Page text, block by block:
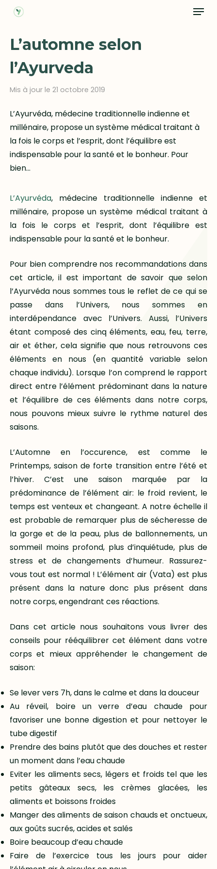
Skip
content
Menu
L’automne selon
l’Ayurveda
Mis à jour le 21 octobre 2019
L’Ayurvéda, médecine traditionnelle indienne et
millénaire, propose un système médical traitant à
la fois le corps et l’esprit, dont l’équilibre est
indispensable pour la santé et le bonheur. Pour
bien…
L’Ayurvéda, médecine traditionnelle indienne et
millénaire, propose un système médical traitant à
la fois le corps et l’esprit, dont l’équilibre est
indispensable pour la santé et le bonheur.
Pour bien comprendre nos recommandations dans
cet article, il est important de savoir que selon
l’Ayurvéda nous sommes tous le reflet de ce qui se
passe dans l’Univers, nous sommes en
interdépendance avec l’Univers. Aussi, l’Univers
étant composé des cinq éléments, eau, feu, terre,
air et éther, cela signifie que nous retrouvons ces
éléments en nous (en quantité variable selon
chaque individu). Lorsque l’on comprend le rapport
direct entre l’élément prédominant dans la nature
et l’équilibre de ces éléments dans notre corps,
nous pouvons mieux suivre le rythme naturel des
saisons.
L’Automne en l’occurence, est comme le
Printemps, saison de forte transition entre l’été et
l’hiver. C’est une saison marquée par la
prédominance de l’élément air: le froid revient, le
temps est venteux et changeant. A notre échelle il
est probable de remarquer plus de sécheresse de
la gorge et de la peau, plus de ballonnements, un
sommeil moins profond, plus d’inquiétude, plus de
stress et de changements d’humeur. Rassurez-
vous tout est normal ! L’élément air (Vata) est plus
présent dans la nature donc plus présent dans
notre corps, engendrant ces réactions.
Dans cet article nous souhaitons vous livrer des
conseils pour rééquilibrer cet élément dans votre
corps et mieux appréhender le changement de
saison:
Se lever vers 7h, dans le calme et dans la douceur
Au réveil, boire un verre d’eau chaude pour
favoriser une bonne digestion et pour nettoyer le
tube digestif
Prendre des bains plutôt que des douches et rester
un moment dans l’eau chaude
Eviter les aliments secs, légers et froids tel que les
petits gâteaux secs, les crèmes glacées, les
aliments et boissons froides
Manger des aliments de saison chauds et onctueux,
aux goûts sucrés, acides et salés
Boire beaucoup d’eau chaude
Faire de l’exercice tous les jours pour aider